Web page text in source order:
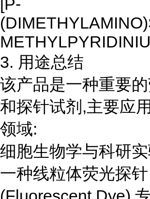
[P-
3. 用途总结
该产品是一种重要
和探针试剂,主要应
领域:
细胞生物学与科研
一种线粒体荧光探针